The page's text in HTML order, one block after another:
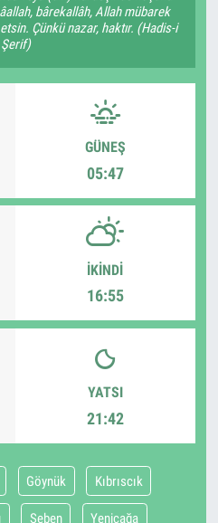
bârekallâh, Allah mübarek
Çünkü nazar, haktır. (Hadis-i
Şerif)
GÜNEŞ
05:47
İKINDI
16:55
YATSI
21:42
Göynük Kıbrıscık
Seben Yeniçağa